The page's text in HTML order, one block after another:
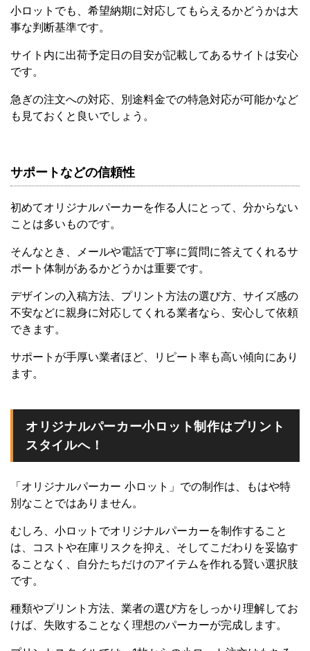
小ロットでも、希望納期に対応してもらえるかどうかは大
事な判断基準です。
サイト内に出荷予定日の目安が記載してあるサイトは安心
です。
急ぎの注文への対応、別途料金での特急対応が可能かなど
も見ておくと良いでしょう。
サポートなどの信頼性
初めてオリジナルパーカーを作る人にとって、分からない
ことは多いものです。
そんなとき、メールや電話で丁寧に質問に答えてくれるサ
ポート体制があるかどうかは重要です。
デザインの入稿方法、プリント方法の選び方、サイズ感の
不安などに親身に対応してくれる業者なら、安心して依頼
できます。
サポートが手厚い業者ほど、リピート率も高い傾向にあり
ます。
オリジナルパーカー小ロット制作はプリント
スタイルへ！
「オリジナルパーカー 小ロット」での制作は、もはや特
別なことではありません。
むしろ、小ロットでオリジナルパーカーを制作すること
は、コストや在庫リスクを抑え、そしてこだわりを妥協す
ることなく、自分たちだけのアイテムを作れる賢い選択肢
です。
種類やプリント方法、業者の選び方をしっかり理解してお
けば、失敗することなく理想のパーカーが完成します。